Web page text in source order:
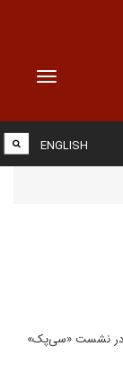
Toggle
ENGLISH
در نشست «سی‌پک»